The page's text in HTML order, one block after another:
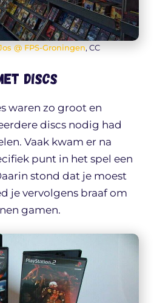
@ FPS-Groningen, CC
discs
waren zo groot en
discs nodig had
Vaak kwam er na
punt in het spel een
stond dat je moest
je vervolgens braaf om
gamen.